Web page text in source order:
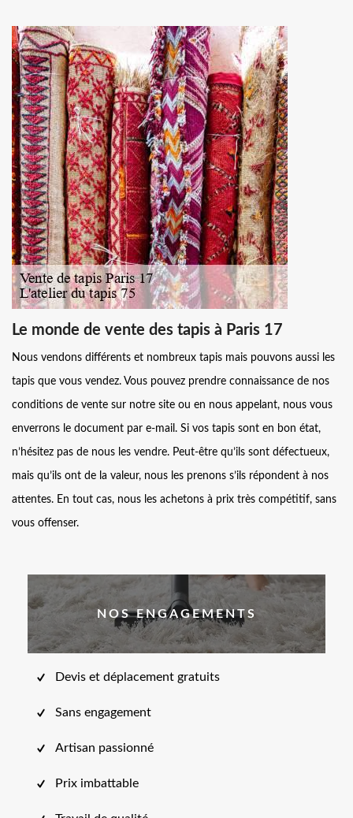
Le monde de vente des tapis à Paris 17
Nous vendons différents et nombreux tapis mais pouvons aussi les
tapis que vous vendez. Vous pouvez prendre connaissance de nos
conditions de vente sur notre site ou en nous appelant, nous vous
enverrons le document par e-mail. Si vos tapis sont en bon état,
n’hésitez pas de nous les vendre. Peut-être qu’ils sont défectueux,
mais qu’ils ont de la valeur, nous les prenons s’ils répondent à nos
attentes. En tout cas, nous les achetons à prix très compétitif, sans
vous offenser.
NOS ENGAGEMENTS
Devis et déplacement gratuits
Sans engagement
Artisan passionné
Prix imbattable